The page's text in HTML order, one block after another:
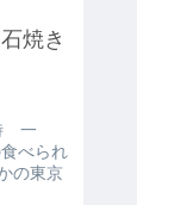
焼き
一
べられ
の東京